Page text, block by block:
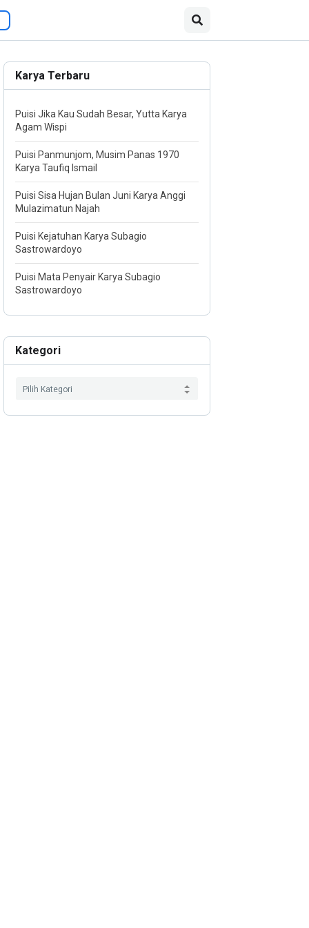
Karya Terbaru
Puisi Jika Kau Sudah Besar, Yutta Karya
Agam Wispi
Puisi Panmunjom, Musim Panas 1970
Karya Taufiq Ismail
Puisi Sisa Hujan Bulan Juni Karya Anggi
Mulazimatun Najah
Puisi Kejatuhan Karya Subagio
Sastrowardoyo
Puisi Mata Penyair Karya Subagio
Sastrowardoyo
Kategori